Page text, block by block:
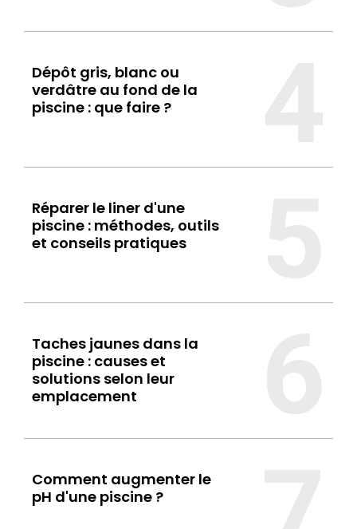
Dépôt gris, blanc ou
verdâtre au fond de la
piscine : que faire ?
Réparer le liner d'une
piscine : méthodes, outils
et conseils pratiques
Taches jaunes dans la
piscine : causes et
solutions selon leur
emplacement
Comment augmenter le
pH d'une piscine ?